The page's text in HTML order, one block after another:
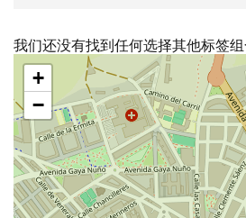
我们还没有找到任何选择其他标签
跳
地
图
+
−